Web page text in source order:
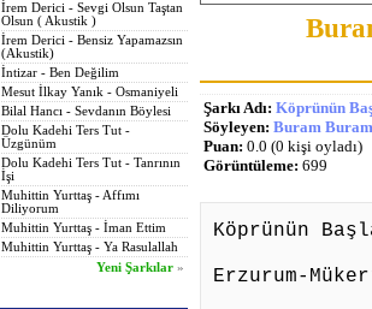
İrem Derici - Sevgi Olsun Taştan
Olsun ( Akustik )
İrem Derici - Bensiz Yapamazsın
(Akustik)
İntizar - Ben Değilim
Mesut İlkay Yanık - Osmaniyeli
Bilal Hancı - Sevdanın Böylesi
Dolu Kadehi Ters Tut -
Üzgünüm
Dolu Kadehi Ters Tut - Tanrının
İşi
Muhittin Yurttaş - Affımı
Diliyorum
Muhittin Yurttaş - İman Ettim
Muhittin Yurttaş - Ya Rasulallah
Yeni Şarkılar »
Şarkı Adı: Köprünün
Söyleyen: Buram
Puan: 0.0 (0 kişi oyladı)
Görüntüleme: 699
Köprünün
Erzurum-